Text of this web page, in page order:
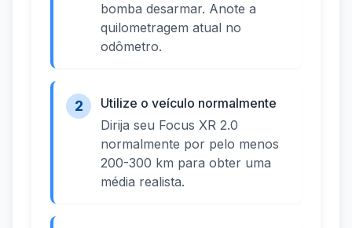
bomba desarmar. Anote a
quilometragem atual no
odômetro.
2
Utilize o veículo normalmente
Dirija seu Focus XR 2.0
normalmente por pelo menos
200-300 km para obter uma
média realista.